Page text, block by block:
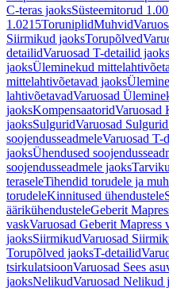
C-teras jaoksSüsteemitorud
1.0215ToruniplidMuhvid
Siirmikud jaoksTorupõlved
detailidVaruosad T-detailid jaoks
jaoksÜleminekud
mittelahtivõetavad jaoks
lahtivõetavadVaruosad
jaoksKompensaatoridVaruosad
jaoksSulguridVaruosad
soojendusseadmeleVaruosad T-
jaoksÜhendused
soojendusseadmele jaoks
teraseleTihendid torudele ja
torudeleKinnitused ühendustele
äärikühendusteleGeberit
vaskVaruosad Geberit Mapress
jaoksSiirmikudVaruosad
Torupõlved jaoksT-detailid
tsirkulatsioonVaruosad Sees
jaoksNelikudVaruosad Nelikud